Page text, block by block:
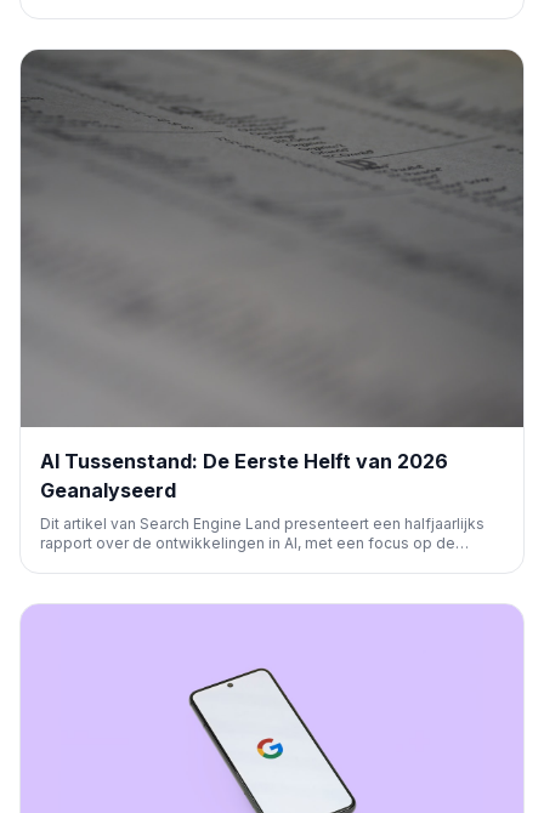
vermeldingen en -citaten te verhogen.
AI Tussenstand: De Eerste Helft van 2026
Geanalyseerd
Dit artikel van Search Engine Land presenteert een halfjaarlijks
rapport over de ontwikkelingen in AI, met een focus op de
digitale strategieën.